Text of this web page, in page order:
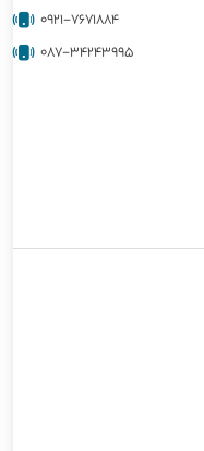
0921-7671884
087-34243995